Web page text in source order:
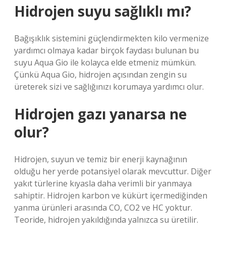
Hidrojen suyu sağlıklı mı?
Bağışıklık sistemini güçlendirmekten kilo vermenize
yardımcı olmaya kadar birçok faydası bulunan bu
suyu Aqua Gio ile kolayca elde etmeniz mümkün.
Çünkü Aqua Gio, hidrojen açısından zengin su
üreterek sizi ve sağlığınızı korumaya yardımcı olur.
Hidrojen gazı yanarsa ne
olur?
Hidrojen, suyun ve temiz bir enerji kaynağının
olduğu her yerde potansiyel olarak mevcuttur. Diğer
yakıt türlerine kıyasla daha verimli bir yanmaya
sahiptir. Hidrojen karbon ve kükürt içermediğinden
yanma ürünleri arasında CO, CO2 ve HC yoktur.
Teoride, hidrojen yakıldığında yalnızca su üretilir.